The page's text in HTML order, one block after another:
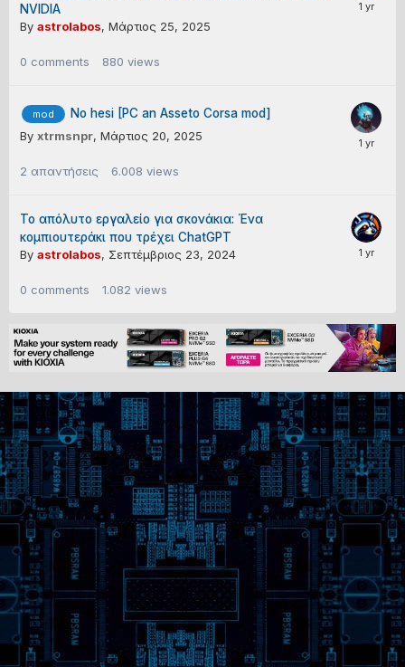
NVIDIA
By astrolabos, Μάρτιος 25, 2025
0 comments 880 views
mod
No hesi [PC an Asseto Corsa mod]
By xtrmsnpr, Μάρτιος 20, 2025
2 απαντήσεις 6.008 views
Το απόλυτο εργαλείο για σκονάκια: Ένα
κομπιουτεράκι που τρέχει ChatGPT
By astrolabos, Σεπτέμβριος 23, 2024
0 comments 1.082 views